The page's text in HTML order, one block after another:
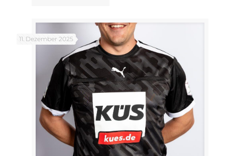
11. Dezember 2025